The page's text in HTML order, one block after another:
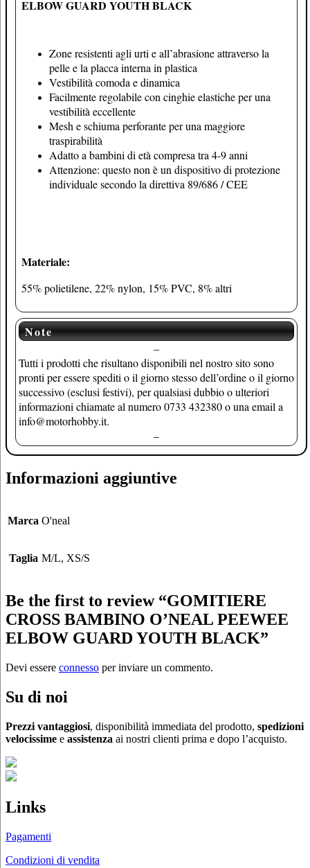
ELBOW GUARD YOUTH BLACK
Zone resistenti agli urti e all’abrasione attraverso la
pelle e la placca interna in plastica
Vestibilità comoda e dinamica
Facilmente regolabile con cinghie elastiche per una
vestibilità eccellente
Mesh e schiuma perforante per una maggiore
traspirabilità
Adatto a bambini di età compresa tra 4-9 anni
Attenzione: questo non è un dispositivo di protezione
individuale secondo la direttiva 89/686 / CEE
Materiale:
55% polietilene, 22% nylon, 15% PVC, 8% altri
Note
–
Tutti i prodotti che risultano disponibili nel nostro sito sono
pronti per essere spediti o il giorno stesso dell’ordine o il giorno
successivo (esclusi festivi), per qualsiasi dubbio o ulteriori
informazioni chiamate al numero 0733 432380 o una email a
info@motorhobby.it.
–
Informazioni aggiuntive
Marca O'neal
Taglia M/L, XS/S
Be the first to review “GOMITIERE
CROSS BAMBINO O’NEAL PEEWEE
ELBOW GUARD YOUTH BLACK”
Devi essere connesso per inviare un commento.
Su di noi
Prezzi vantaggiosi, disponibilità immediata del prodotto, spedizioni
velocissime e assistenza ai nostri clienti prima e dopo l’acquisto.
Links
Pagamenti
Condizioni di vendita